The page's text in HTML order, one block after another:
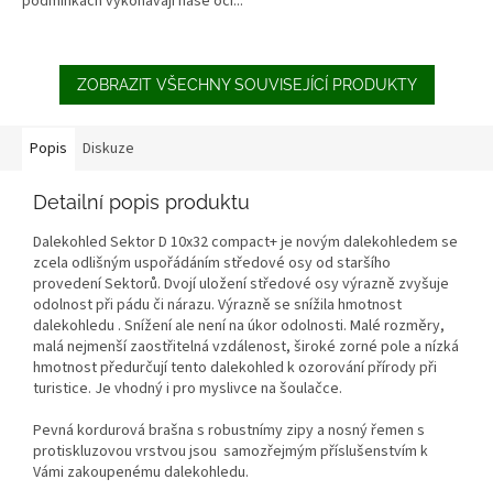
ZOBRAZIT VŠECHNY SOUVISEJÍCÍ PRODUKTY
Popis Diskuze
Detailní popis produktu
Dalekohled Sektor D 10x32 compact+ je novým dalekohledem se
zcela odlišným uspořádáním středové osy od staršího
provedení Sektorů. Dvojí uložení středové osy výrazně zvyšuje
odolnost při pádu či nárazu. Výrazně se snížila hmotnost
dalekohledu . Snížení ale není na úkor odolnosti. Malé rozměry,
malá nejmenší zaostřitelná vzdálenost, široké zorné pole a nízká
hmotnost předurčují tento dalekohled k ozorování přírody při
turistice. Je vhodný i pro myslivce na šoulačce.
Pevná kordurová brašna s robustnímy zipy a nosný řemen s
protiskluzovou vrstvou jsou samozřejmým příslušenstvím k
Vámi zakoupenému dalekohledu.